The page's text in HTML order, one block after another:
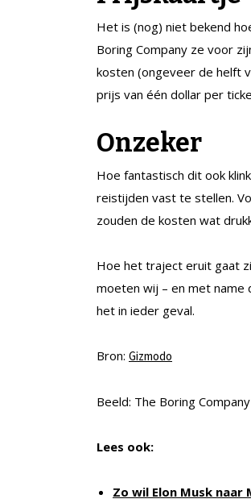
Het is (nog) niet bekend
Boring Company ze voor
kosten (ongeveer de helft
prijs van één dollar per
Onzeker
Hoe fantastisch dit ook
reistijden vast te stellen.
zouden de kosten wat
Hoe het traject eruit gaat
moeten wij – en met name
het in ieder geval.
Bron: Gizmodo
Beeld: The Boring Company
Lees ook:
Zo wil Elon Musk naar